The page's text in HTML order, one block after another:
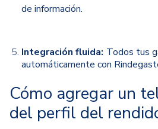
de información.
Integración fluida: Todos tus
automáticamente con
Cómo agregar un
del perfil del